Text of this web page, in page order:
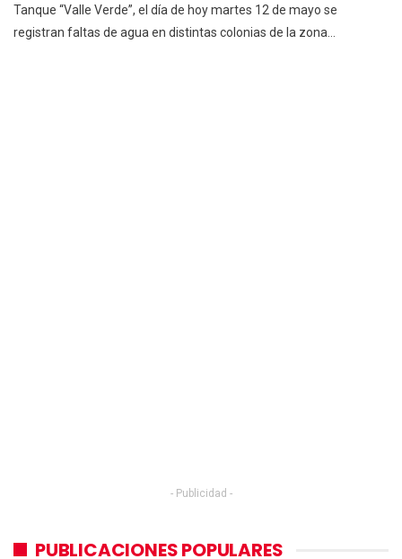
Tanque “Valle Verde”, el día de hoy martes 12 de mayo se
registran faltas de agua en distintas colonias de la zona
- Publicidad -
PUBLICACIONES POPULARES